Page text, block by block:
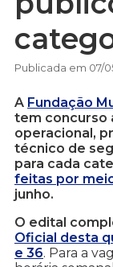
Publicada em 07/
A Fundação
tem concurso
operacional,
técnico de
para cada
feitas por
junho.
O edital
Oficial desta
e 36. Para a